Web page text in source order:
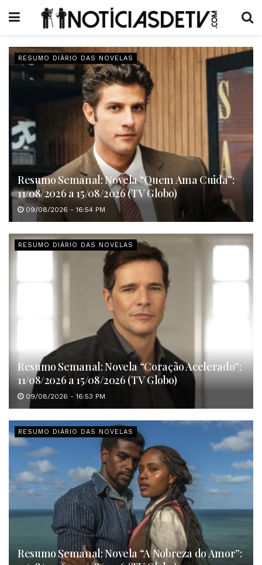
RESUMO DIÁRIO DAS NOVELAS
Resumo Semanal: Novela “Quem Ama Cuida”:
11/08/2026 a 15/08/2026 (TV Globo)
09/08/2026 - 16:54 PM
RESUMO DIÁRIO DAS NOVELAS
Resumo Semanal: Novela “Coração Acelerado”:
11/08/2026 a 15/08/2026 (TV Globo)
09/08/2026 - 16:53 PM
RESUMO DIÁRIO DAS NOVELAS
Resumo Semanal: Novela “A Nobreza do Amor”: